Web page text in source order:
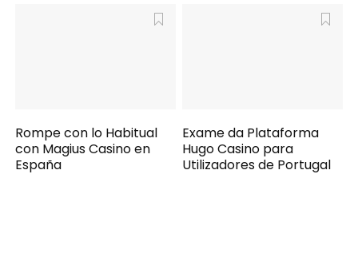
Rompe con lo Habitual
con Magius Casino en
España
Exame da Plataforma
Hugo Casino para
Utilizadores de Portugal